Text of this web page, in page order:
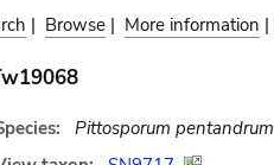
| Browse | More information |
Pittosporum pentandrum